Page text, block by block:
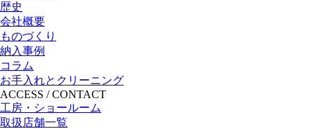
歴史
会社概要
ものづくり
納入事例
コラム
お手入れとクリーニング
ACCESS / CONTACT
工房・ショールーム
取扱店舗一覧